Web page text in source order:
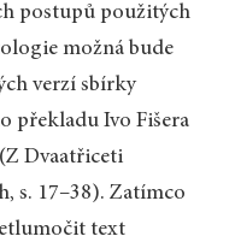
postupů použitých
možná bude
verzí sbírky
překladu Ivo Fišera
Dvaatřiceti
s. 17–38). Zatímco
text